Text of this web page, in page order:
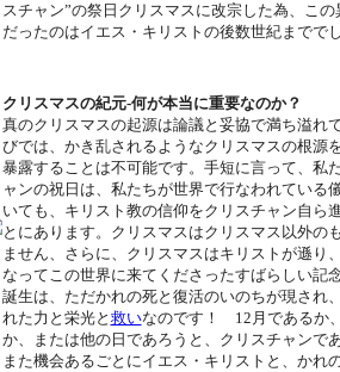
スチャン”の祭日クリスマスに改宗した為、こ
だったのはイエス・キリストの後数世紀までで
クリスマスの紀元‐何が本当に重要なのか？
真のクリスマスの起源は論議と妥協で満ち溢れ
びでは、かき乱されるようなクリスマスの根源
暴露することは不可能です。手短に言って、私
ャンの祝日は、私たちが世界で行なわれている
いても、キリスト教の信仰をクリスチャン自ら
とにあります。クリスマスはクリスマス以外の
ません、さらに、クリスマスはキリストが遜り
なってこの世界に来てくださったすばらしい記
誕生は、ただかれの死と復活のいのちが現され
れた力と栄光と 救いなのです！ 12月であるか
か、または他の日であろうと、クリスチャンで
また機会あるごとにイエス・キリストと、かれ